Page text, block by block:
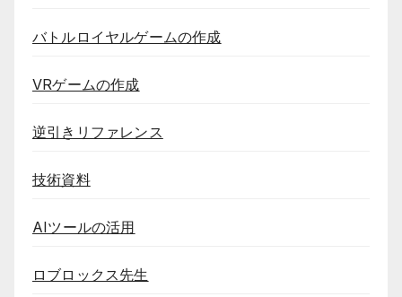
バトルロイヤルゲームの作成
VRゲームの作成
逆引きリファレンス
技術資料
AIツールの活用
ロブロックス先生